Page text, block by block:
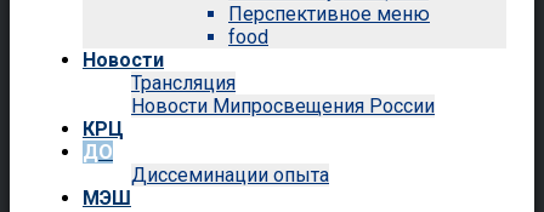
Перспективное меню
food
Новости
Трансляция
Новости Мипросвещения России
КРЦ
ДО
Диссеминации опыта
МЭШ